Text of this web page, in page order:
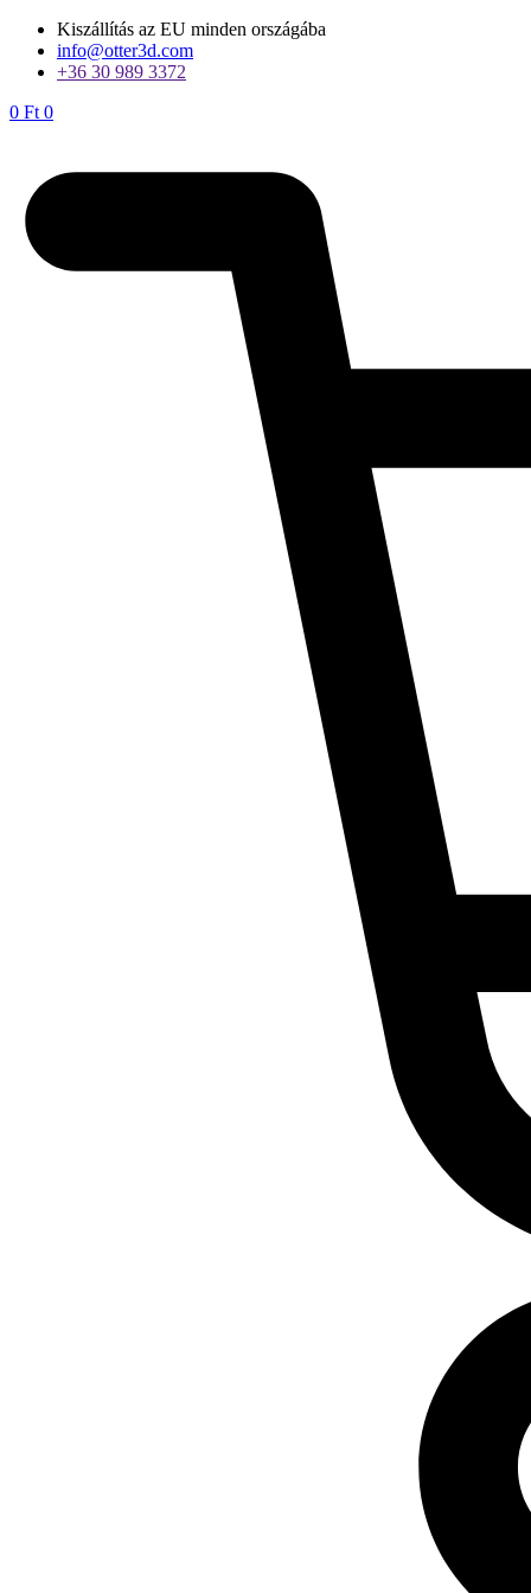
Ugrás
tartalomhoz
Kiszállítás az EU minden országába
info@otter3d.com
+36 30 989 3372
0 Ft 0